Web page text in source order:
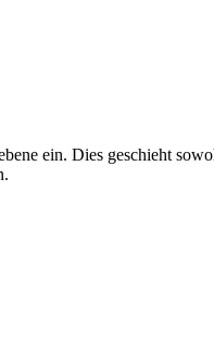
ein. Dies geschieht